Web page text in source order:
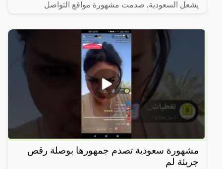
يشعل السعودية, صدمت مشهورة مواقع التواصل
رقصها والميكاج الذي
مشهورة سعودية تصدم جمهورها بوصلة رقص
جريئة لم